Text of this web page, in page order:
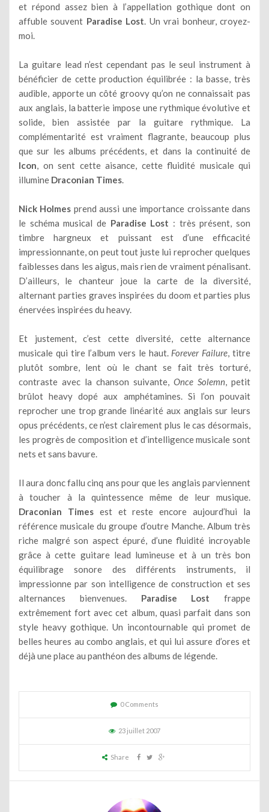
et répond assez bien à l’appellation gothique dont on
affuble souvent Paradise Lost. Un vrai bonheur, croyez-
moi.
La guitare lead n’est cependant pas le seul instrument à
bénéficier de cette production équilibrée : la basse, très
audible, apporte un côté groovy qu’on ne connaissait pas
aux anglais, la batterie impose une rythmique évolutive et
solide, bien assistée par la guitare rythmique. La
complémentarité est vraiment flagrante, beaucoup plus
que sur les albums précédents, et dans la continuité de
Icon, on sent cette aisance, cette fluidité musicale qui
illumine Draconian Times.
Nick Holmes prend aussi une importance croissante dans
le schéma musical de Paradise Lost : très présent, son
timbre hargneux et puissant est d’une efficacité
impressionnante, on peut tout juste lui reprocher quelques
faiblesses dans les aigus, mais rien de vraiment pénalisant.
D’ailleurs, le chanteur joue la carte de la diversité,
alternant parties graves inspirées du doom et parties plus
énervées inspirées du heavy.
Et justement, c’est cette diversité, cette alternance
musicale qui tire l’album vers le haut. Forever Failure, titre
plutôt sombre, lent où le chant se fait très torturé,
contraste avec la chanson suivante, Once Solemn, petit
brûlot heavy dopé aux amphétamines. Si l’on pouvait
reprocher une trop grande linéarité aux anglais sur leurs
opus précédents, ce n’est clairement plus le cas désormais,
les progrès de composition et d’intelligence musicale sont
nets et sans bavure.
Il aura donc fallu cinq ans pour que les anglais parviennent
à toucher à la quintessence même de leur musique.
Draconian Timesest et reste encore aujourd’hui la
référence musicale du groupe d’outre Manche. Album très
riche malgré son aspect épuré, d’une fluidité incroyable
grâce à cette guitare lead lumineuse et à un très bon
équilibrage sonore des différents instruments, il
impressionne par son intelligence de construction et ses
alternances bienvenues. Paradise Lost frappe
extrêmement fort avec cet album, quasi parfait dans son
style heavy gothique. Un incontournable qui promet de
belles heures au combo anglais, et qui lui assure d’ores et
déjà une place au panthéon des albums de légende.
0 Comments
23 juillet 2007
Share